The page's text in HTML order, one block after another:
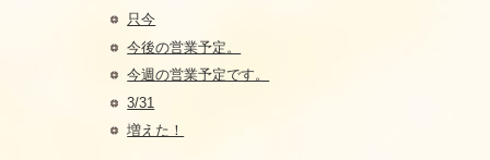
只今
今後の営業予定。
今週の営業予定です。
3/31
増えた！